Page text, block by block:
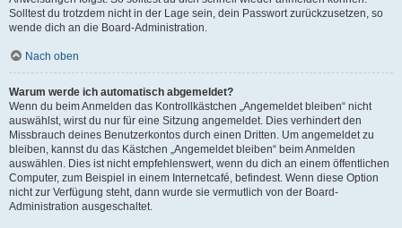
Solltest du trotzdem nicht in der Lage sein, dein Passwort zurückzusetzen, so
wende dich an die Board-Administration.
Nach oben
Warum werde ich automatisch abgemeldet?
Wenn du beim Anmelden das Kontrollkästchen „Angemeldet bleiben“ nicht
auswählst, wirst du nur für eine Sitzung angemeldet. Dies verhindert den
Missbrauch deines Benutzerkontos durch einen Dritten. Um angemeldet zu
bleiben, kannst du das Kästchen „Angemeldet bleiben“ beim Anmelden
auswählen. Dies ist nicht empfehlenswert, wenn du dich an einem öffentlichen
Computer, zum Beispiel in einem Internetcafé, befindest. Wenn diese Option
nicht zur Verfügung steht, dann wurde sie vermutlich von der Board-
Administration ausgeschaltet.